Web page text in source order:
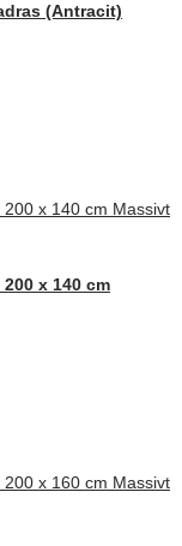
(Antracit)
x 140 cm